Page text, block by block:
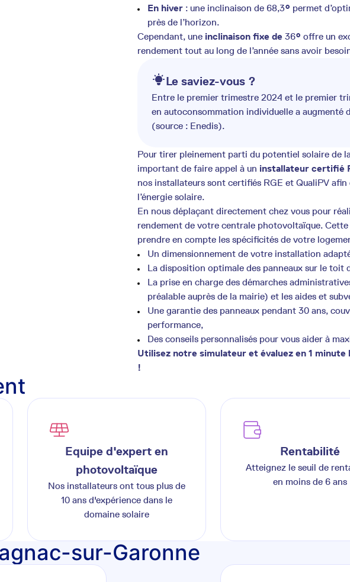
En hiver : une inclinaison de 68,3° permet
près de l’horizon.
Cependant, une inclinaison fixe de 36° offre un
rendement tout au long de l’année sans avoir
Le saviez-vous ?
Entre le premier trimestre 2024 et le premier
en autoconsommation individuelle a augmenté
(source : Enedis).
Pour tirer pleinement parti du potentiel solaire de
important de faire appel à un installateur certifié
nos installateurs sont certifiés RGE et QualiPV
l’énergie solaire.
En nous déplaçant directement chez vous pour
rendement de votre centrale photovoltaïque.
prendre en compte les spécificités de votre
Un dimensionnement de votre installation
La disposition optimale des panneaux sur le toit
La prise en charge des démarches
préalable auprès de la mairie) et les aides et
Une garantie des panneaux pendant 30 ans,
performance,
Des conseils personnalisés pour vous aider à
Utilisez notre simulateur et évaluez en 1
!
Equipe d'expert en
photovoltaïque
Nos installateurs ont tous plus de
10 ans d'expérience dans le
domaine solaire
Rentabilité
Atteignez le seuil de
en moins de 6 ans
sur-Garonne